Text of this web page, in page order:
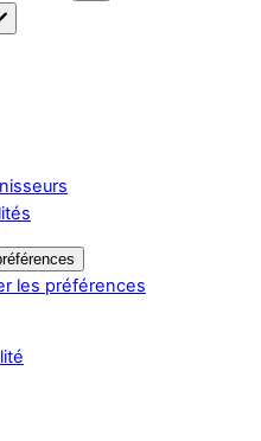
les préférences